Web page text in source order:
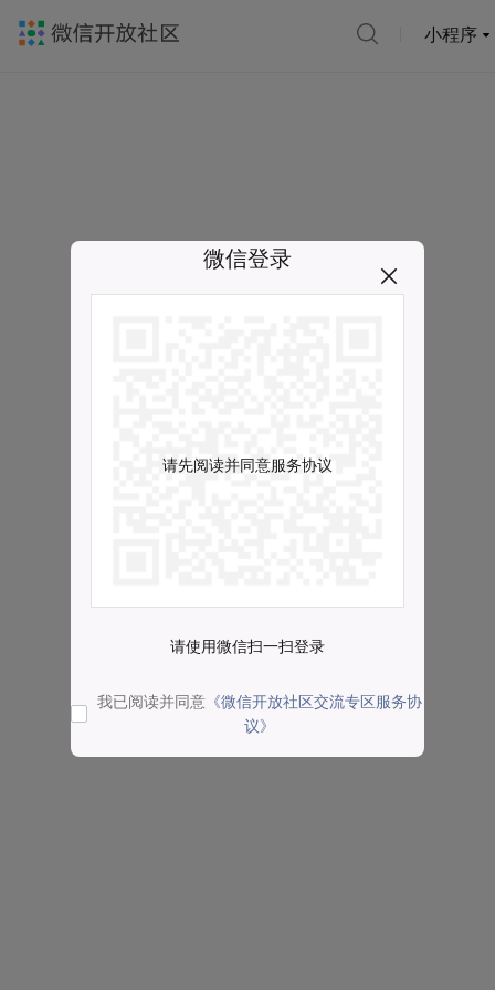
小程序
微信登录
请先阅读并同意服务协议
请使用微信扫一扫登录
我已阅读并同意 《微信开放社区交流专区服务协
议》